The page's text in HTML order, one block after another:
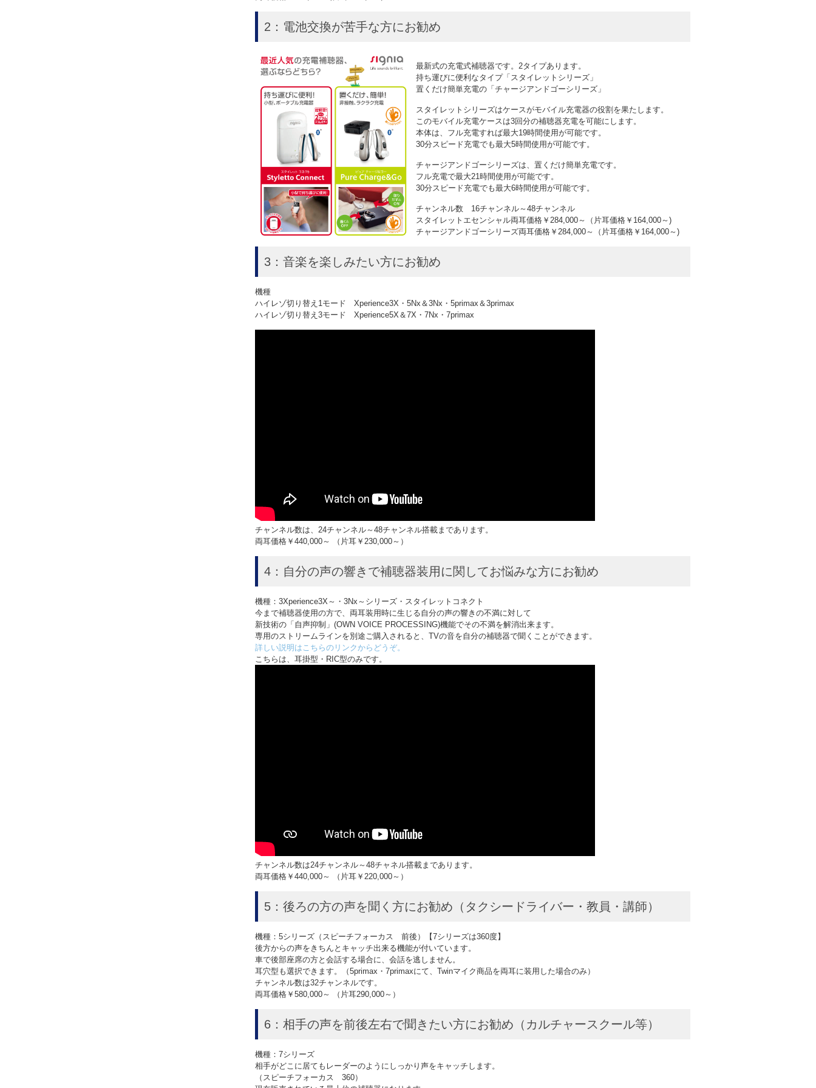
2：電池交換が苦手な方にお勧め
最新式の充電式補聴器です。2タイプあります。
持ち運びに便利なタイプ「スタイレットシリーズ」
置くだけ簡単充電の「チャージアンドゴーシリーズ」
スタイレットシリーズはケースがモバイル充電器の役割を果たします。
このモバイル充電ケースは3回分の補聴器充電を可能にします。
本体は、フル充電すれば最大19時間使用が可能です。
30分スピード充電でも最大5時間使用が可能です。
チャージアンドゴーシリーズは、置くだけ簡単充電です。
フル充電で最大21時間使用が可能です。
30分スピード充電でも最大6時間使用が可能です。
チャンネル数 16チャンネル～48チャンネル
スタイレットエセンシャル両耳価格￥284,000～（片耳価格￥164,000～)
チャージアンドゴーシリーズ両耳価格￥284,000～（片耳価格￥164,000～)
3：音楽を楽しみたい方にお勧め
機種
ハイレゾ切り替え1モード Xperience3X・5Nx＆3Nx・5primax＆3primax
ハイレゾ切り替え3モード Xperience5X＆7X・7Nx・7primax
チャンネル数は、24チャンネル～48チャンネル搭載まであります。
両耳価格￥440,000～ （片耳￥230,000～）
4：自分の声の響きで補聴器装用に関してお悩みな方にお勧め
機種：3Xperience3X～・3Nx～シリーズ・スタイレットコネクト
今まで補聴器使用の方で、両耳装用時に生じる自分の声の響きの不満に対して
新技術の「自声抑制」(OWN VOICE PROCESSING)機能でその不満を解消出来ます。
専用のストリームラインを別途ご購入されると、TVの音を自分の補聴器で聞くことができます。
詳しい説明はこちらのリンクからどうぞ。
こちらは、耳掛型・RIC型のみです。
チャンネル数は24チャンネル～48チャネル搭載まであります。
両耳価格￥440,000～ （片耳￥220,000～）
5：後ろの方の声を聞く方にお勧め（タクシードライバー・教員・講師）
機種：5シリーズ（スピーチフォーカス 前後）【7シリーズは360度】
後方からの声をきちんとキャッチ出来る機能が付いています。
車で後部座席の方と会話する場合に、会話を逃しません。
耳穴型も選択できます。（5primax・7primaxにて、Twinマイク商品を両耳に装用した場合のみ）
チャンネル数は32チャンネルです。
両耳価格￥580,000～ （片耳290,000～）
6：相手の声を前後左右で聞きたい方にお勧め（カルチャースクール等）
機種：7シリーズ
相手がどこに居てもレーダーのようにしっかり声をキャッチします。
（スピーチフォーカス 360）